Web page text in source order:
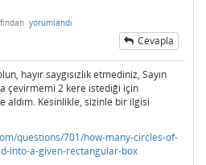
yorumlandı
Cevapla
hayır saygısızlık etmediniz, Sayın
çevirmemi 2 kere istediği için
aldım. Kesinlikle, sizinle bir ilgisi
questions/701/how-many-circles-of-
into-a-given-rectangular-box